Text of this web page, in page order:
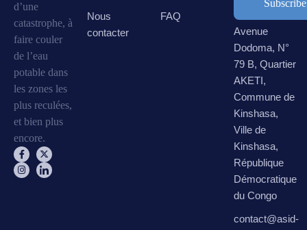
d’une
catastrophe, à
faire couler
de l’eau
potable dans
les zones les
plus reculées,
et bien plus
encore.
Nous
contacter
FAQ
Avenue
Dodoma, N°
79 B, Quartier
AKETI,
Commune de
Kinshasa,
Ville de
Kinshasa,
République
Démocratique
du Congo
contact@asid-